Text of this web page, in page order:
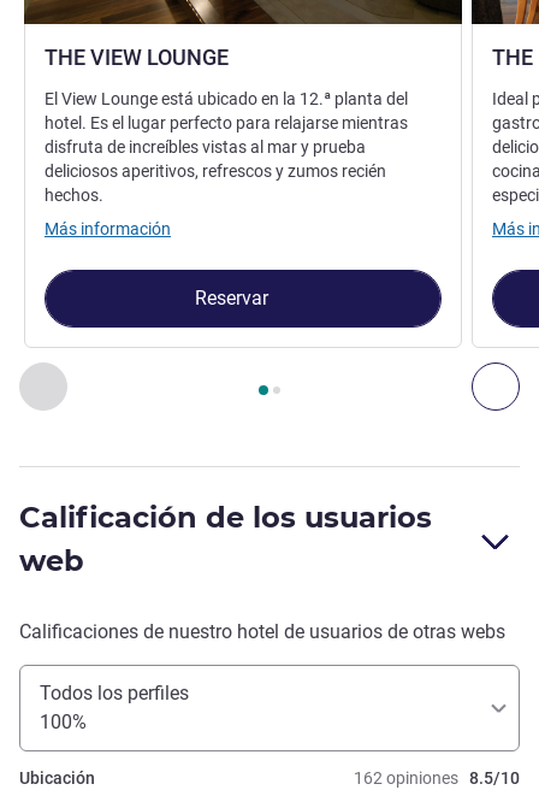
Anterior - Restaurante
Página , Restaurante 1 : THE VIEW LOUNGE ,
THE VIEW LOUNGE
El View Lounge está ubicado en la 12.ª planta del
hotel. Es el lugar perfecto para relajarse mientras
disfruta de increíbles vistas al mar y prueba
deliciosos aperitivos, refrescos y zumos recién
hechos.
Más información
Reservar
THE
Ideal
Más
Calificación de los usuarios
web
Calificaciones de nuestro hotel de usuarios de otras webs
Todos los perfiles
100%
162 opiniones 8.5/10
Ubicación